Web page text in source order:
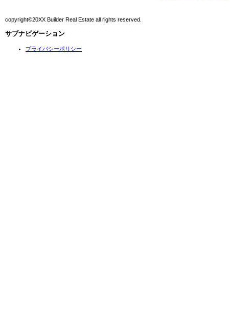
copyright©20XX Builder Real Estate all rights reserved.
サブナビゲーション
プライバシーポリシー